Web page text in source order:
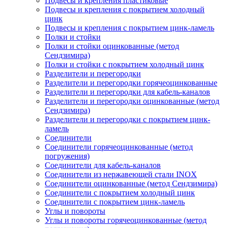
Подвесы и крепления с покрытием холодный
цинк
Подвесы и крепления с покрытием цинк-ламель
Полки и стойки
Полки и стойки оцинкованные (метод
Сендзимира)
Полки и стойки с покрытием холодный цинк
Разделители и перегородки
Разделители и перегородки горячеоцинкованные
Разделители и перегородки для кабель-каналов
Разделители и перегородки оцинкованные (метод
Сендзимира)
Разделители и перегородки с покрытием цинк-
ламель
Соединители
Соединители горячеоцинкованные (метод
погружения)
Соединители для кабель-каналов
Соединители из нержавеющей стали INOX
Соединители оцинкованные (метод Сендзимира)
Соединители с покрытием холодный цинк
Соединители с покрытием цинк-ламель
Углы и повороты
Углы и повороты горячеоцинкованные (метод